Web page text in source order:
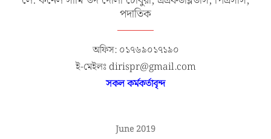
পদাতিক
অফিস: ০১৭৬৯০১৭১৯০
ই-মেইলঃ dirispr@gmail.com
সকল কর্মকর্তাবৃন্দ
June 2019